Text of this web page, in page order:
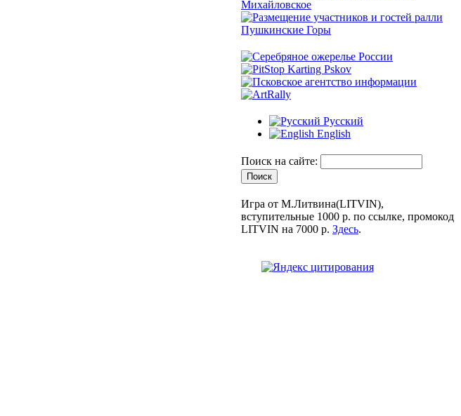
Русский
English
Поиск на сайте:
Игра от М.Литвина(LITVIN),
вступительные 1000 р. по ссылке, промокод
LITVIN на 7000 р. Здесь.